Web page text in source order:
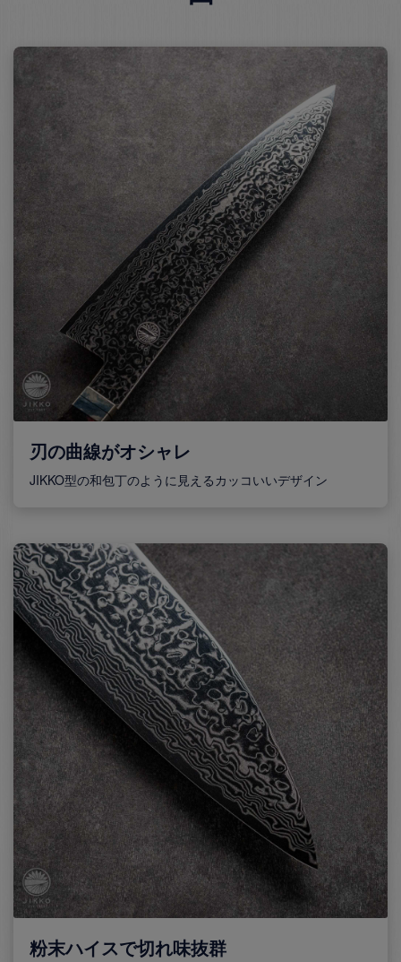
刃の曲線がオシャレ
JIKKO型の和包丁のように見えるカッコいいデザイン
粉末ハイスで切れ味抜群